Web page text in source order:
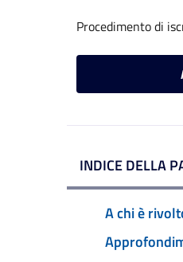
Procedimento di
INDICE DELLA
A chi è